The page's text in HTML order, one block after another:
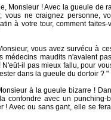
Monsieur ! Avec la gueule de
vous ne craignez personne,
à votre tour, comment
vous avez survécu à
médecins maudits n'avaient
il pas mieux fallu, pour
dans la gueule du dortoir ? "
à la gueule bizarre !
confondre avec un punching-
! Avec ou sans gant, elle se